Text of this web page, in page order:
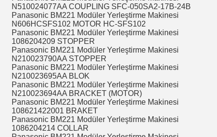
N510024077AA COUPLING SFC-050SA2-17B-24B
Panasonic BM221 Modüler Yerleştirme Makinesi
N606HCSFS102 MOTOR HC-SFS102
Panasonic BM221 Modüler Yerleştirme Makinesi
1086204209 STOPPER
Panasonic BM221 Modüler Yerleştirme Makinesi
N210023790AA STOPPER
Panasonic BM221 Modüler Yerleştirme Makinesi
N210023695AA BLOK
Panasonic BM221 Modüler Yerleştirme Makinesi
N210023694AA BRACKET (MOTOR)
Panasonic BM221 Modüler Yerleştirme Makinesi
108621422001 BRAKET
Panasonic BM221 Modüler Yerleştirme Makinesi
1086204214 COLLAR